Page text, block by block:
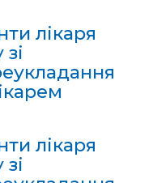
лікаря
лікаря